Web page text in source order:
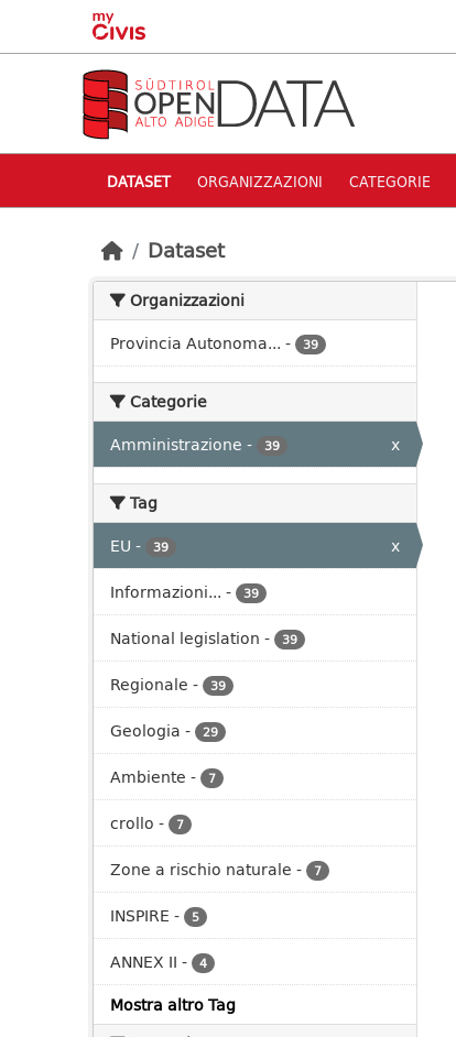
Skip to main content
DATASET ORGANIZZAZIONI CATEGORIE
Dataset
Organizzazioni
Provincia Autonoma... - 39
Categorie
Amministrazione - 39 x
Tag
EU - 39
x
Informazioni... - 39
National legislation - 39
Regionale - 39
Geologia - 29
Ambiente - 7
crollo - 7
Zone a rischio naturale - 7
INSPIRE - 5
ANNEX II - 4
Mostra altro Tag